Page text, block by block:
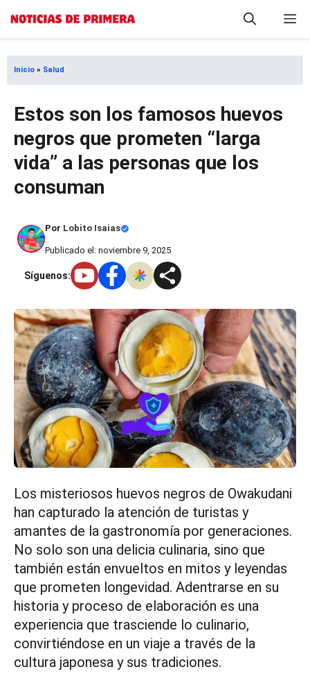
Saltar
contenido
Inicio » Salud
Estos son los famosos huevos
negros que prometen “larga
vida” a las personas que los
consuman
Por Lobito Isaias
Publicado el: noviembre 9, 2025
Síguenos:
Los misteriosos huevos negros de Owakudani
han capturado la atención de turistas y
amantes de la gastronomía por generaciones.
No solo son una delicia culinaria, sino que
también están envueltos en mitos y leyendas
que prometen longevidad. Adentrarse en su
historia y proceso de elaboración es una
experiencia que trasciende lo culinario,
convirtiéndose en un viaje a través de la
cultura japonesa y sus tradiciones.